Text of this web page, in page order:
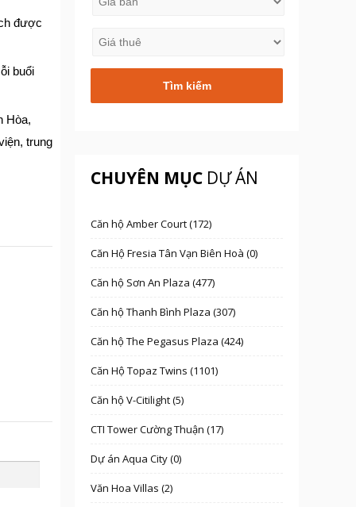
được
buổi
Hòa,
trung
CHUYÊN MỤC DỰ ÁN
Căn hộ Amber Court (172)
Căn Hộ Fresia Tân Vạn Biên Hoà (0)
Căn hộ Sơn An Plaza (477)
Căn hộ Thanh Bình Plaza (307)
Căn hộ The Pegasus Plaza (424)
Căn Hộ Topaz Twins (1101)
Căn hộ V-Citilight (5)
CTI Tower Cường Thuận (17)
Dự án Aqua City (0)
Văn Hoa Villas (2)